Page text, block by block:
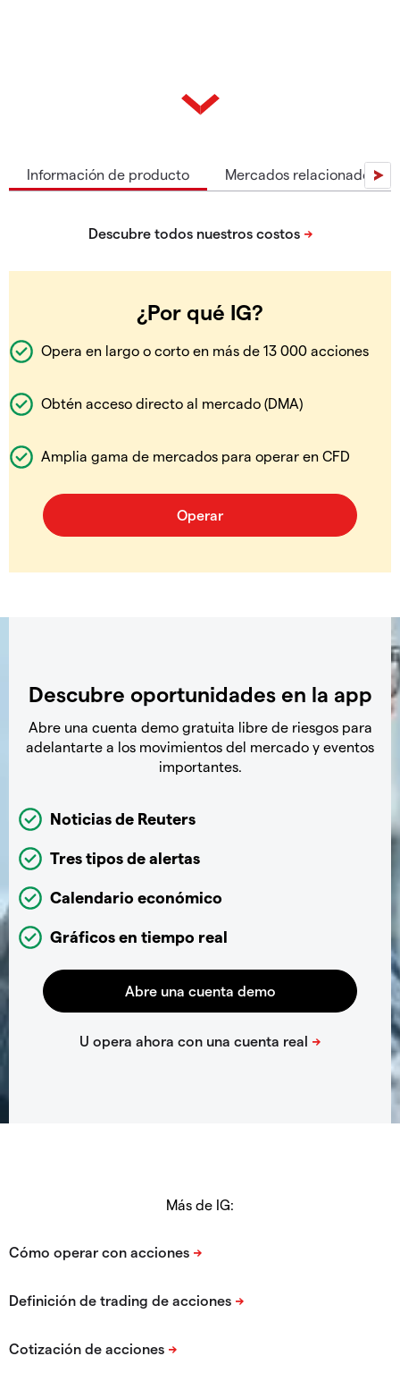
Información de producto Mercados relacionados
¿Por qué IG?
Opera en largo o corto en más de 13 000 acciones
Obtén acceso directo al mercado (DMA)
Amplia gama de mercados para operar en CFD
Descubre oportunidades en la app
Abre una cuenta demo gratuita libre de riesgos para
adelantarte a los movimientos del mercado y eventos
importantes.
Noticias de Reuters
Tres tipos de alertas
Calendario económico
Gráficos en tiempo real
Más de IG: